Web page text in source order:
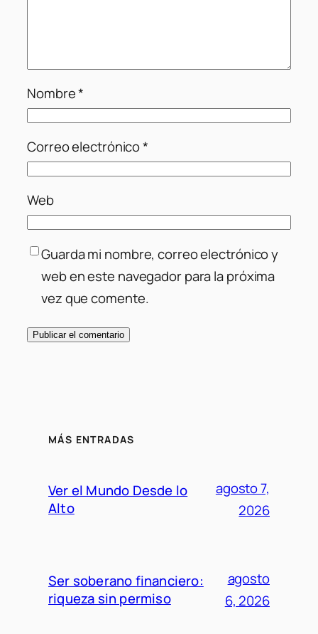
Nombre*
Correo electrónico*
Web
Guarda mi nombre, correo electrónico y
web en este navegador para la próxima
vez que comente.
MÁS ENTRADAS
Ver el Mundo Desde lo
Alto
agosto 7,
2026
Ser soberano financiero:
riqueza sin permiso
agosto
6, 2026